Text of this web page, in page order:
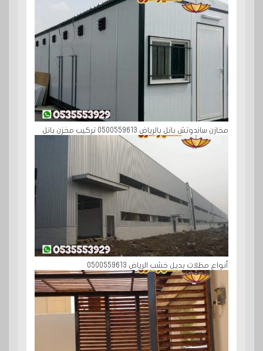
مخازن ساندوتش بانل بالرياض 0500559613 تركيب مخزن بانل
أنواع مظلات بديل خشب الرياض 0500559613